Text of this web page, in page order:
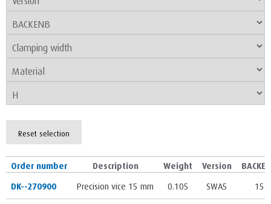
Reset selection
Order number Description Weight Version
DK--270900
Precision vice 15 mm 0.105 SWA5
15